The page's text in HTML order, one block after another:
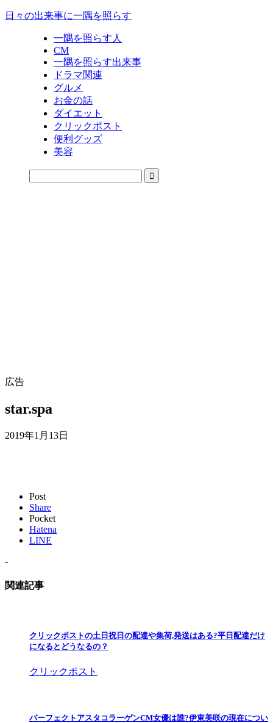
日々の出来事に一隅を照らす
一隅を照らす人
CM
一隅を照らす出来事
ドラマ関連
グルメ
お金の話
ダイエット
クリックポスト
便利グッズ
美容
広告
star.spa
2019年1月13日
Post
Share
Pocket
Hatena
LINE
-
関連記事
クリックポストの土日祝日の配達や集荷,発送はある?平日配達だけ
になるとどうなるの？
クリックポスト
パーフェクトアスタコラーゲンCM女優は誰?伊東美咲の現在につい